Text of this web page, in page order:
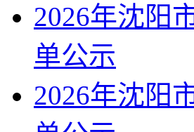
2026年沈阳
单公示
2026年沈阳